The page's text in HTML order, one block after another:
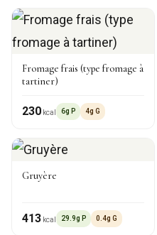
Fromage frais (type fromage à
tartiner)
230 kcal 6g P 4g G
Gruyère
413 kcal 29.9g P 0.4g G